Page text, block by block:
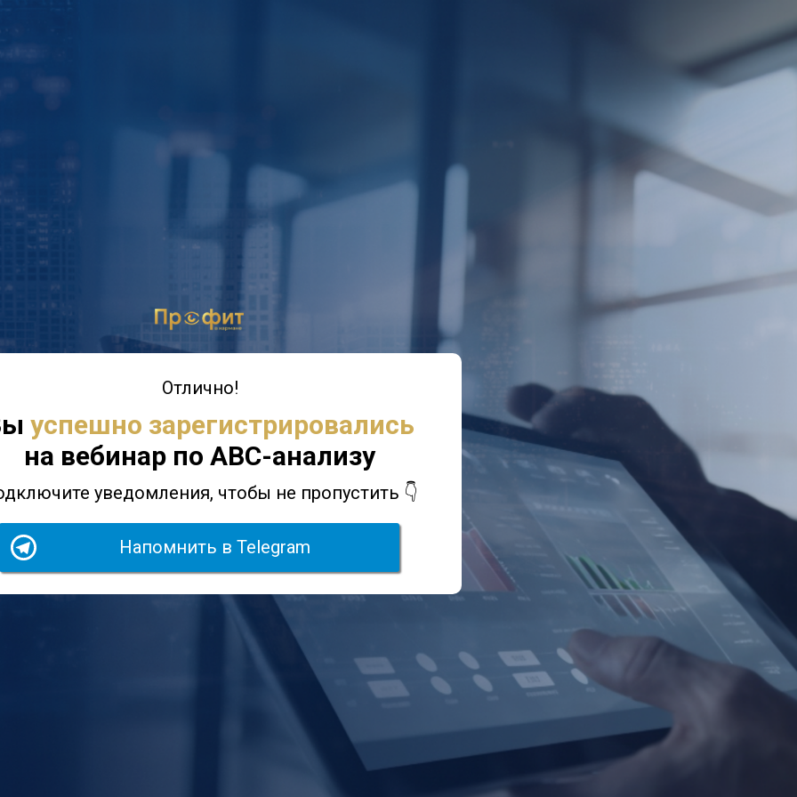
Отлично!
успешно зарегистрировались
на вебинар по ABC-анализу
уведомления, чтобы не пропустить 👇
Напомнить в Telegram